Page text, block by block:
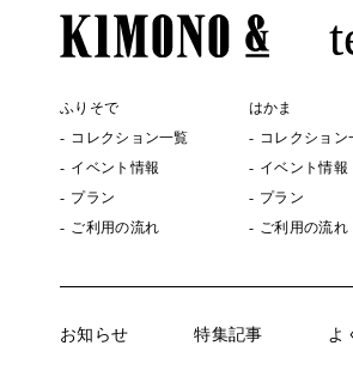
ふりそで
コレクション一覧
イベント情報
プラン
ご利用の流れ
はかま
コレクション
イベント情報
プラン
ご利用の流れ
お知らせ 特集記事 よ